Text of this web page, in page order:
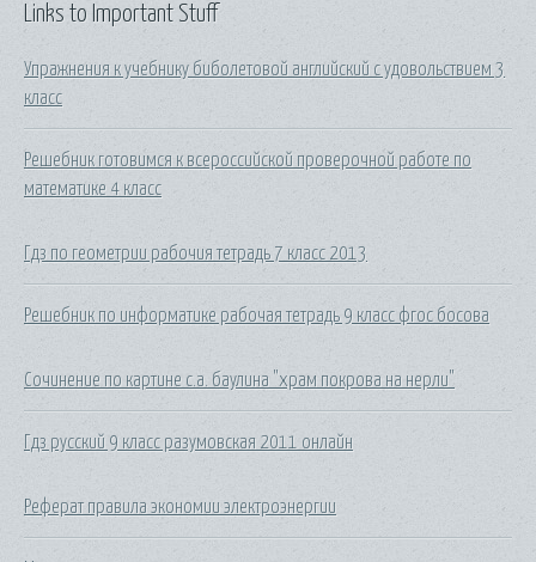
Links to Important Stuff
Упражнения к учебнику биболетовой английский с удовольствием 3
класс
Решебник готовимся к всероссийской проверочной работе по
математике 4 класс
Гдз по геометрии рабочия тетрадь 7 класс 2013
Решебник по информатике рабочая тетрадь 9 класс фгос босова
Сочинение по картине с.а. баулина "храм покрова на нерли"
Гдз русский 9 класс разумовская 2011 онлайн
Реферат правила экономии электроэнергии